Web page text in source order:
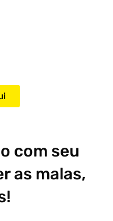
com seu
as malas,